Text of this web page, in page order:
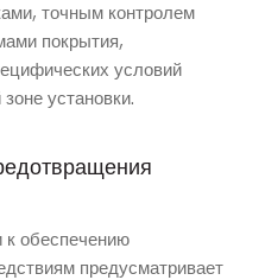
точным контролем
покрытия,
условий
установки.
обеспечению
предусматривает